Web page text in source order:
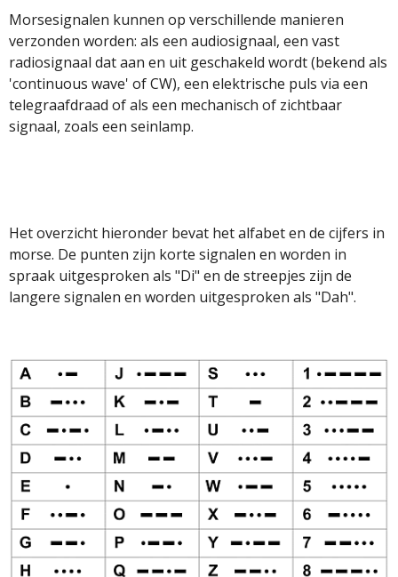
Morsesignalen kunnen op verschillende manieren
verzonden worden: als een audiosignaal, een vast
radiosignaal dat aan en uit geschakeld wordt (bekend als
'continuous wave' of CW), een elektrische puls via een
telegraafdraad of als een mechanisch of zichtbaar
signaal, zoals een seinlamp.
Het overzicht hieronder bevat het alfabet en de cijfers in
morse. De punten zijn korte signalen en worden in
spraak uitgesproken als "Di" en de streepjes zijn de
langere signalen en worden uitgesproken als "Dah".